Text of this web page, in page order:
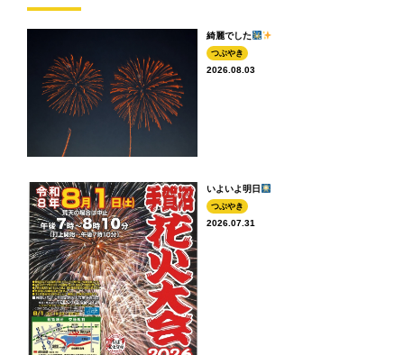
綺麗でした
つぶやき
2026.08.03
いよいよ明日
つぶやき
2026.07.31